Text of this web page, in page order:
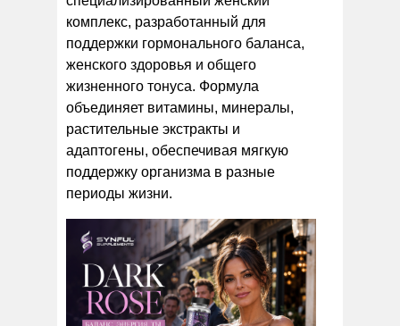
комплекс, разработанный для
поддержки гормонального баланса,
женского здоровья и общего
жизненного тонуса. Формула
объединяет витамины, минералы,
растительные экстракты и
адаптогены, обеспечивая мягкую
поддержку организма в разные
периоды жизни.